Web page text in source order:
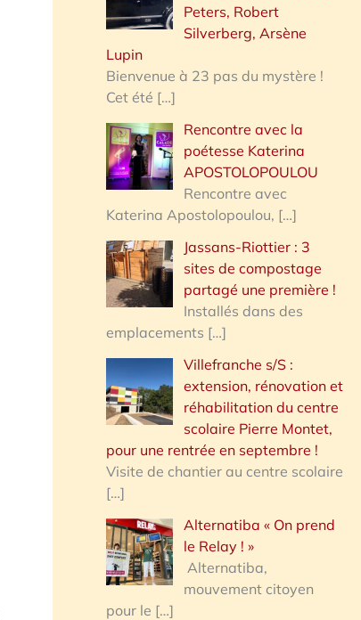
Peters, Robert
Silverberg, Arsène
Lupin
Bienvenue à 23 pas du mystère !
Cet été […]
Rencontre avec la
poétesse Katerina
APOSTOLOPOULOU
Rencontre avec
Katerina Apostolopoulou, […]
Jassans-Riottier : 3
sites de compostage
partagé une première !
Installés dans des
emplacements […]
Villefranche s/S :
extension, rénovation et
réhabilitation du centre
scolaire Pierre Montet,
pour une rentrée en septembre !
Visite de chantier au centre scolaire
[…]
Alternatiba « On prend
le Relay ! »
Alternatiba,
mouvement citoyen
pour le […]